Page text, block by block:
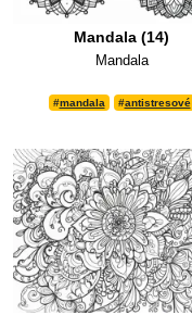
Mandala (14)
Mandala
#mandala #antistresové